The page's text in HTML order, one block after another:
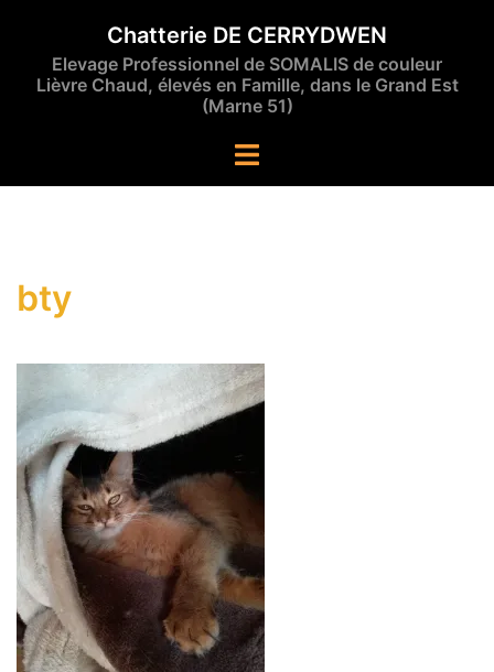
contenu
Chatterie DE CERRYDWEN
Elevage Professionnel de SOMALIS de couleur
Lièvre Chaud, élevés en Famille, dans le Grand Est
(Marne 51)
Ouvrir/fermer
bty